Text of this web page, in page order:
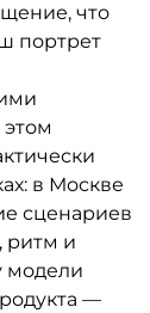
что
портрет
в Москве
сценариев
ритм и
модели
—